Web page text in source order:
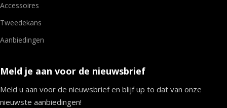
Accessoires
Tweedekans
Aanbiedingen
Meld je aan voor de nieuwsbrief
Meld u aan voor de nieuwsbrief en blijf up to dat van onze
nieuwste aanbiedingen!